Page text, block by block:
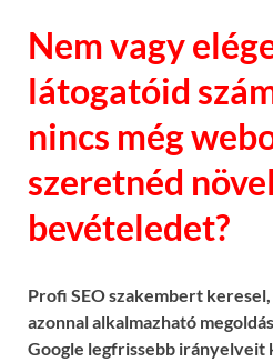
Nem vagy
látogatóid
nincs még
szeretnéd
bevételedet?
Profi SEO szakembert
azonnal alkalmazható
Google legfrissebb irányelveit